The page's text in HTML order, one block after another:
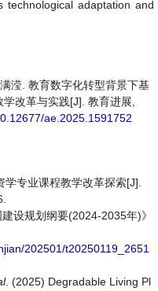
technological adaptation and
滢. 教育数字化转型背景下基
改革与实践[J]. 教育进展,
ae.2025.1591752
专业课程教学改革探索[J].
设规划纲要(2024-2035年)》
202501/t20250119_2651
. (2025) Degradable Living Pl